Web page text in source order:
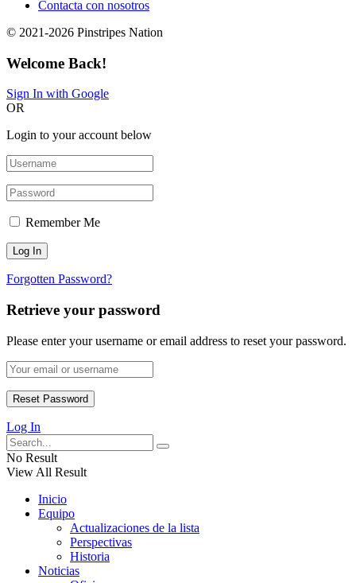
Contacta con nosotros
© 2021-2026 Pinstripes Nation
Welcome Back!
Sign In with Google
OR
Login to your account below
Remember Me
Forgotten Password?
Retrieve your password
Please enter your username or email address to reset your password.
Log In
No Result
View All Result
Inicio
Equipo
Actualizaciones de la lista
Perspectivas
Historia
Noticias